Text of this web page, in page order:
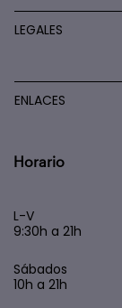
LEGALES
ENLACES
Horario
L-V
9:30h a 21h
Sábados
10h a 21h